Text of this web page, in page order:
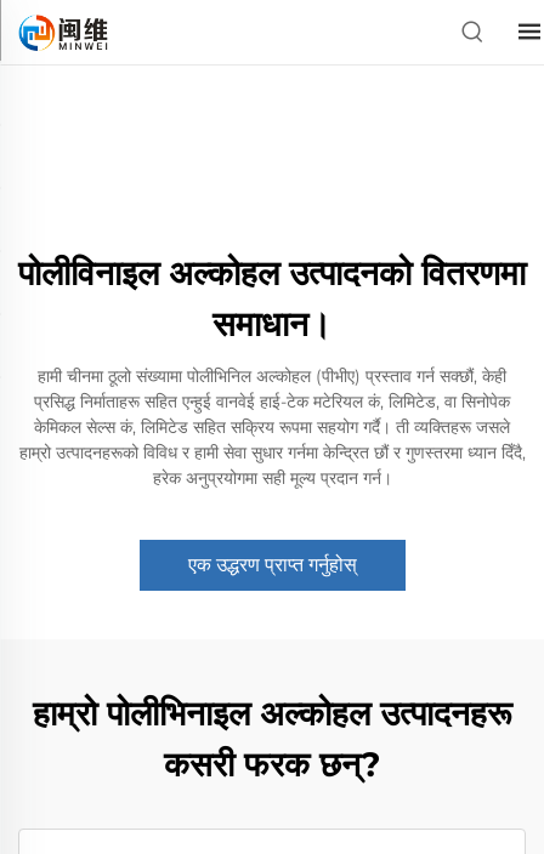
पोलीविनाइल अल्कोहल उत्पादनको वितरणमा
समाधान।
हामी चीनमा ठूलो संख्यामा पोलीभिनिल अल्कोहल (पीभीए) प्रस्ताव गर्न सक्छौं, केही
प्रसिद्ध निर्माताहरू सहित एन्हुई वानवेई हाई-टेक मटेरियल कं, लिमिटेड, वा सिनोपेक
केमिकल सेल्स कं, लिमिटेड सहित सक्रिय रूपमा सहयोग गर्दै। ती व्यक्तिहरू जसले
हाम्रो उत्पादनहरूको विविध र हामी सेवा सुधार गर्नमा केन्द्रित छौं र गुणस्तरमा ध्यान दिँदै,
हरेक अनुप्रयोगमा सही मूल्य प्रदान गर्न।
एक उद्धरण प्राप्त गर्नुहोस्
हाम्रो पोलीभिनाइल अल्कोहल उत्पादनहरू
कसरी फरक छन्?